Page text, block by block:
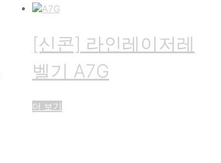
[신콘] 라인레이저레
벨기 A7G
더 보기